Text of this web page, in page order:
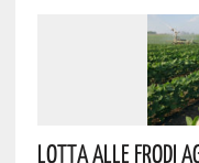
Lotta Alle Frodi